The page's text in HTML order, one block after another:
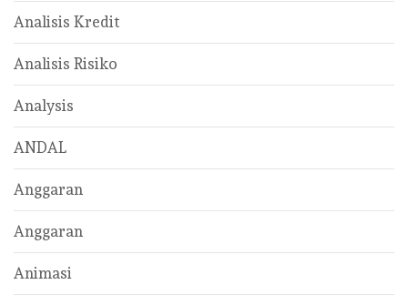
Analisis Kredit
Analisis Risiko
Analysis
ANDAL
Anggaran
Anggaran
Animasi